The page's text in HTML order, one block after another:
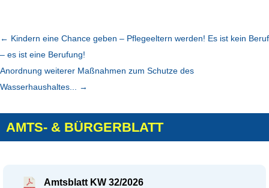
← Kindern eine Chance geben – Pflegeeltern werden! Es ist kein Beruf
– es ist eine Berufung!
Anordnung weiterer Maßnahmen zum Schutze des
Wasserhaushaltes...
→
AMTS- & BÜRGERBLATT
Amtsblatt KW 32/2026